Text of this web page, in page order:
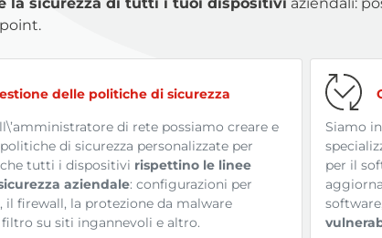
la sicurezza di tutti i tuoi dispositivi aziendali:
delle politiche di sicurezza
di rete possiamo creare e
di sicurezza personalizzate per
tutti i dispositivi rispettino le linee
aziendale: configurazioni per
il firewall, la protezione da malware
filtro su siti ingannevoli e altro.
Siamo
per il